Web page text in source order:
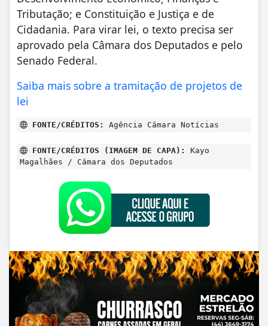
Tributação; e Constituição e Justiça e de
Cidadania. Para virar lei, o texto precisa ser
aprovado pela Câmara dos Deputados e pelo
Senado Federal.
Saiba mais sobre a tramitação de projetos de
lei
FONTE/CRÉDITOS: Agência Câmara Notícias
FONTE/CRÉDITOS (IMAGEM DE CAPA):
Kayo
Magalhães / Câmara dos Deputados